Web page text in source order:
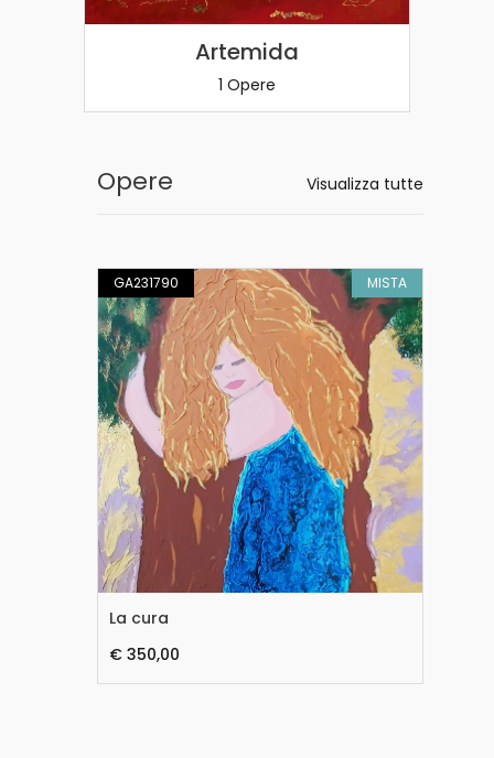
Artemida
1 Opere
Visualizza tutte
Opere
GA231790 MISTA
La cura
€ 350,00